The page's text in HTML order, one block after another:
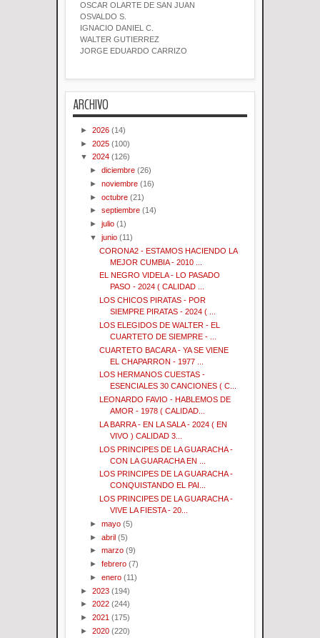
OSCAR OLARTE DE SAN JUAN
OSVALDO S.
IGNACIO DANIEL C.
WALTER GUTIERREZ
JORGE EDUARDO CARRIZO
ARCHIVO
► 2026 (14)
► 2025 (100)
▼ 2024 (126)
►diciembre (26)
►noviembre (16)
►octubre (21)
►septiembre (14)
►julio (1)
▼junio (11)
CORONA2 - ESTAMOS HACIENDO LA
MEJOR CUMBIA - 2010 ...
EL NEGRO VIDELA - LO PASADO
PASO - 2024 ( CALIDAD ...
LOS CHICOS PIRATAS - POR
SIEMPRE PIRATAS - 2024 ( ...
LOS ELEGIDOS DE WALTER - EL
CUARTETO DE SIEMPRE - ...
CUARTETO BACARA - YA SE VIENE
EL CHAPARRON - 1977 ...
LOS HERMANOS CUESTAS -
ESENCIALES 30 CANCIONES ( C...
LEONARDO FAVIO - HABLEMOS DE
AMOR - 1978 ( CALIDAD...
LA BARRA - EN LA SALA - 2024 ( EN
VIVO ) CALIDAD 3...
LOS PRINCIPES DE LA GUARACHA -
CON LA GUARACHA EN ...
LOS PRINCIPES DE LA GUARACHA -
CONQUISTANDO EL PAI...
LOS PRINCIPES DE LA GUARACHA -
VIVE LA FIESTA - 20...
►mayo (5)
►abril (5)
►marzo (9)
►febrero (7)
►enero (11)
► 2023 (194)
► 2022 (244)
► 2021 (175)
► 2020 (220)